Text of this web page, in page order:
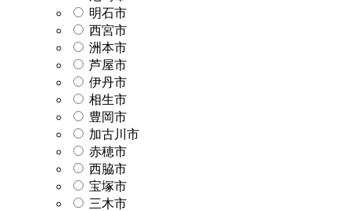
明石市
西宮市
洲本市
芦屋市
伊丹市
相生市
豊岡市
加古川市
赤穂市
西脇市
宝塚市
三木市